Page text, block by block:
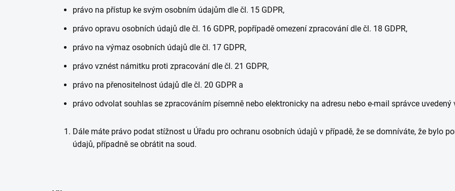
právo na přístup ke svým osobním údajům dle čl. 15 GDPR,
právo opravu osobních údajů dle čl. 16 GDPR, popřípadě omezení zpracování dle čl. 18 GDPR,
právo na výmaz osobních údajů dle čl. 17 GDPR,
právo vznést námitku proti zpracování dle čl. 21 GDPR,
právo na přenositelnost údajů dle čl. 20 GDPR a
právo odvolat souhlas se zpracováním písemně nebo elektronicky na adresu nebo e-mail správce uvedený
Dále máte právo podat stížnost u Úřadu pro ochranu osobních údajů v případě, že se domníváte, že bylo
údajů, případně se obrátit na soud.